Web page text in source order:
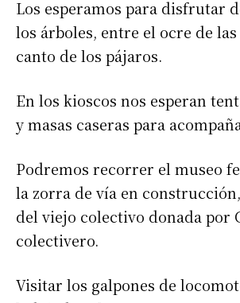
Los esperamos para disfrutar
los árboles, entre el ocre de
canto de los pájaros.
En los kioscos nos esperan
y masas caseras para
Podremos recorrer el museo
la zorra de vía en
del viejo colectivo donada por
colectivero.
Visitar los galpones de